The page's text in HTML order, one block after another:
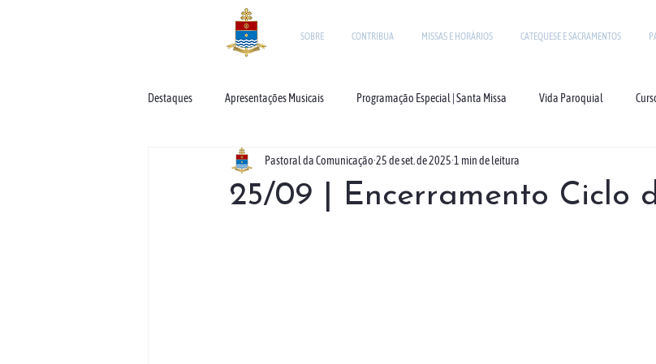
SOBRE CONTRIBUA MISSAS E HORÁRIOS CATEQUESE E SACRAMENTOS
Destaques Apresentações Musicais Programação Especial | Santa Missa Vida Paroquial
25/09 | Encerramento Ciclo
Pastoral da Comunicação 25 de set. de 2025 1 min de leitura